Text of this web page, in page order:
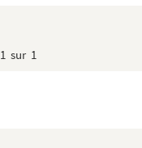
1 sur 1